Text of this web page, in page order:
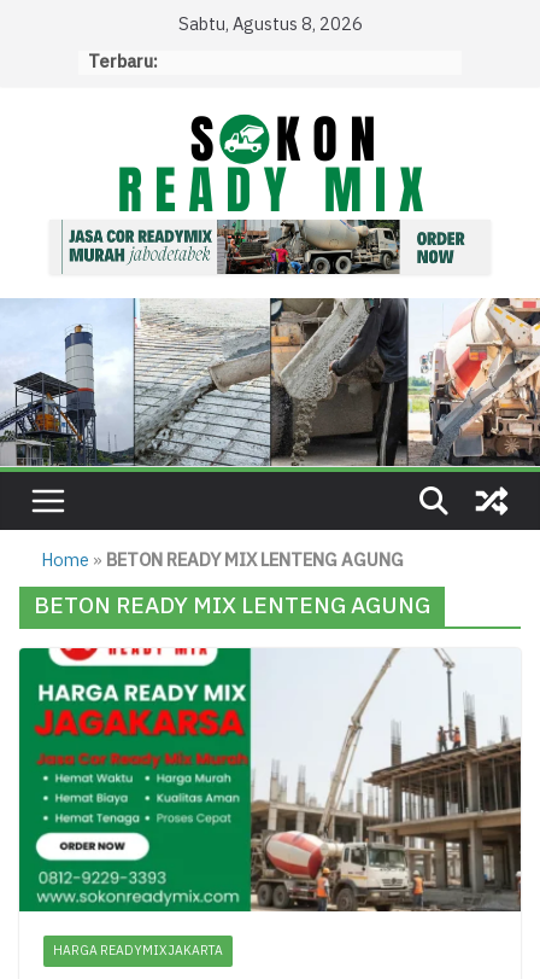
Sabtu, Agustus 8, 2026
Terbaru:
Home » BETON READY MIX LENTENG AGUNG
BETON READY MIX LENTENG AGUNG
HARGA READYMIX JAKARTA